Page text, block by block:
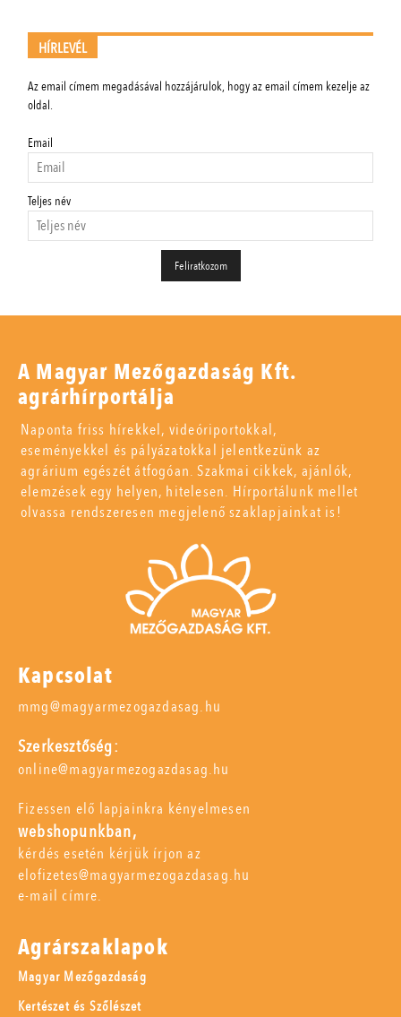
HÍRLEVÉL
Az email címem megadásával hozzájárulok, hogy az email címem kezelje az
oldal.
Email
Teljes név
A Magyar Mezőgazdaság Kft.
agrárhírportálja
Naponta friss hírekkel, videóriportokkal,
eseményekkel és pályázatokkal jelentkezünk az
agrárium egészét átfogóan. Szakmai cikkek, ajánlók,
elemzések egy helyen, hitelesen. Hírportálunk mellet
olvassa rendszeresen megjelenő szaklapjainkat is!
Kapcsolat
mmg@magyarmezogazdasag.hu
Szerkesztőség:
online@magyarmezogazdasag.hu
Fizessen elő lapjainkra kényelmesen
webshopunkban,
kérdés esetén kérjük írjon az
elofizetes@magyarmezogazdasag.hu
e-mail címre.
Agrárszaklapok
Magyar Mezőgazdaság
Kertészet és Szőlészet